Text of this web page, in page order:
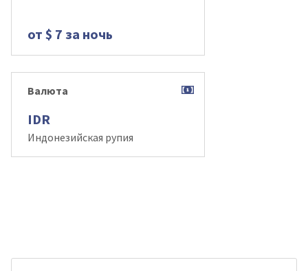
от $ 7 за ночь
Валюта
IDR
Индонезийская рупия